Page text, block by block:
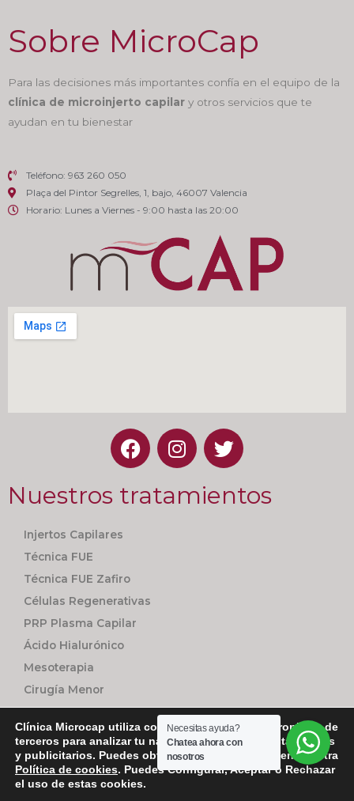
Sobre MicroCap
Para las decisiones más importantes confía en el equipo de la
clínica de microinjerto capilar y otros servicios que te
ayudan en tu bienestar
Teléfono: 963 260 050
Plaça del Pintor Segrelles, 1, bajo, 46007 Valencia
Horario: Lunes a Viernes - 9:00 hasta las 20:00
Nuestros tratamientos
Injertos Capilares
Técnica FUE
Técnica FUE Zafiro
Células Regenerativas
PRP Plasma Capilar
Ácido Hialurónico
Mesoterapia
Cirugía Menor
Seguimiento Personalizado
Copyright 2021 | Plaza del Pintor Segrelles | Nº1, Bajo – 46007 – Valencia
|Política de privacidad|Aviso Legal
Clínica Microcap utiliza cookies utiliza cookies propias y de
terceros para analizar tu navegación con fines estadísticos
y publicitarios. Puedes obtener más información en nuestra
Política de cookies. Puedes Configurar, Aceptar o Rechazar
el uso de estas cookies.
Necesitas ayuda?
Chatea ahora con
nosotros